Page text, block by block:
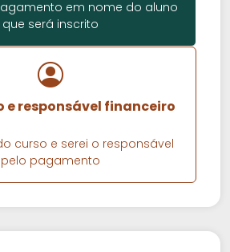
em nome do aluno
que será inscrito
e responsável financeiro
curso e serei o responsável
pelo pagamento